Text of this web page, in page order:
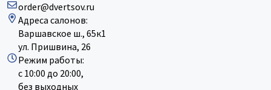
order@dvertsov.ru
Адреса салонов:
Варшавское ш., 65к1
ул. Пришвина, 26
Режим работы:
с 10:00 до 20:00,
без выходных